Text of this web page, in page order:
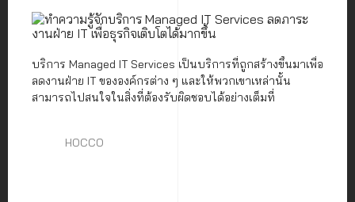
บริการ Managed IT Services เป็นบริการที่ถูกสร้างขึ้นมาเพื่อ
ลดงานฝ่าย IT ขององค์กรต่าง ๆ และให้พวกเขาเหล่านั้น
สามารถไปสนใจในสิ่งที่ต้องรับผิดชอบได้อย่างเต็มที่
HOCCO